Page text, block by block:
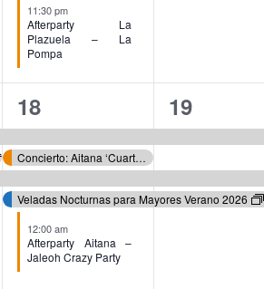
11:30 pm
Afterparty La
Plazuela – La
Pompa
5
eventos,
18
Concierto: Aitana ‘Cuarto Azul World Tour’ – Festival de Música de Verano de Úbeda ‘FESTMUVE’
Veladas Nocturnas para Mayores Verano 2026
12:00 am
Afterparty Aitana –
Jaleoh Crazy Party
3
eventos,
19